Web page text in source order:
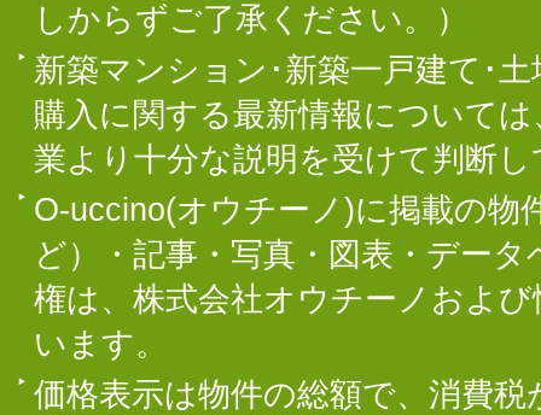
しからずご了承ください。）
新築マンション･新築一戸建て･
購入に関する最新情報について
業より十分な説明を受けて判断
O-uccino(オウチーノ)に掲載の物
ど）・記事・写真・図表・デー
権は、株式会社オウチーノおよ
います。
価格表示は物件の総額で、消費